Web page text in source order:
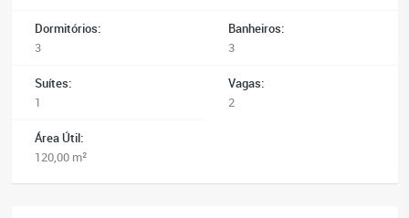
Dormitórios:
3
Banheiros:
3
Suítes:
1
Vagas:
2
Área Útil:
120,00 m²